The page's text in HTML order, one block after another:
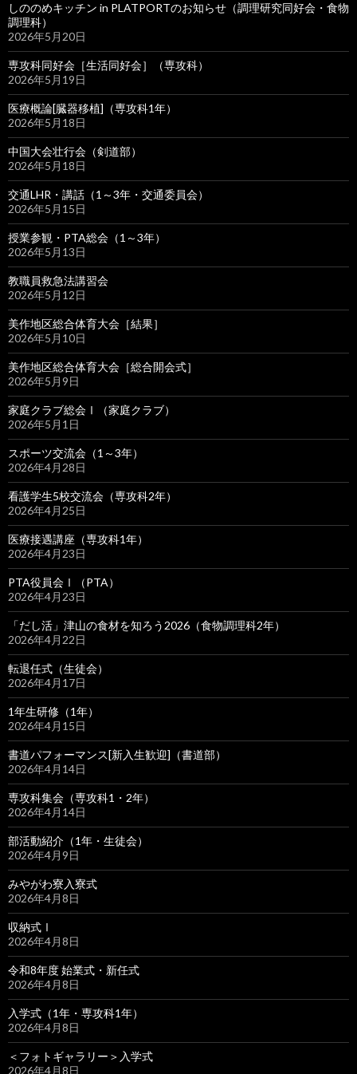
しののめキッチン in PLATPORTのお知らせ（調理研究同好会・食物
調理科）
2026年5月20日
専攻科同好会［生活同好会］（専攻科）
2026年5月19日
医療概論[臓器移植]（専攻科1年）
2026年5月18日
中国大会壮行会（剣道部）
2026年5月18日
交通LHR・講話（1～3年・交通委員会）
2026年5月15日
授業参観・PTA総会（1～3年）
2026年5月13日
教職員救急法講習会
2026年5月12日
美作地区総合体育大会［結果］
2026年5月10日
美作地区総合体育大会［総合開会式］
2026年5月9日
家庭クラブ総会Ⅰ（家庭クラブ）
2026年5月1日
スポーツ交流会（1～3年）
2026年4月28日
看護学生5校交流会（専攻科2年）
2026年4月25日
医療接遇講座（専攻科1年）
2026年4月23日
PTA役員会Ⅰ（PTA）
2026年4月23日
「だし活」津山の食材を知ろう2026（食物調理科2年）
2026年4月22日
転退任式（生徒会）
2026年4月17日
1年生研修（1年）
2026年4月15日
書道パフォーマンス[新入生歓迎]（書道部）
2026年4月14日
専攻科集会（専攻科1・2年）
2026年4月14日
部活動紹介（1年・生徒会）
2026年4月9日
みやがわ寮入寮式
2026年4月8日
収納式Ⅰ
2026年4月8日
令和8年度 始業式・新任式
2026年4月8日
入学式（1年・専攻科1年）
2026年4月8日
＜フォトギャラリー＞入学式
2026年4月8日